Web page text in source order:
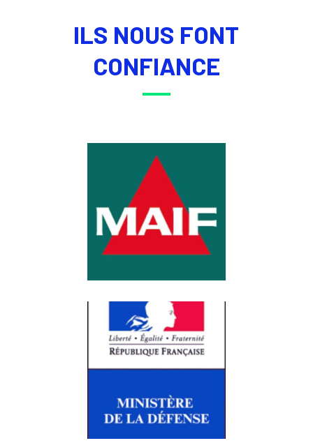
ILS NOUS FONT
CONFIANCE